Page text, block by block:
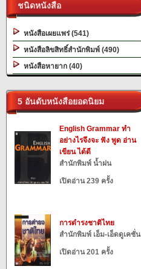
ชนิดหนังสือ
หนังสือเผยแพร่ (541)
หนังสือลิขสิทธิ์สำนักพิมพ์ (490)
หนังสือหายาก (40)
5 อันดับหนังสือยอดนิยม
English Grammar ทำ
อย่างไรจึงจะ ฟัง พูด อ่าน
เขียน ได้ดี
สำนักพิมพ์ น้ำฝน
เปิดอ่าน 239 ครั้ง
การดำรงชาติไทย
สำนักพิมพ์ เอ็ม-เอ็ดดูเคชั่น
เปิดอ่าน 201 ครั้ง